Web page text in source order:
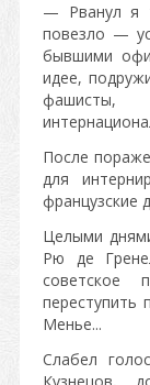
— Рванул я
повезло —
бывшими
идее,
фашисты,
После
для
французские
Целыми
Рю де
советское
Менье...
Слабел